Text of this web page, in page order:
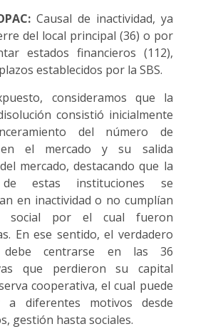
Causal de inactividad, ya
del local principal (36) o por
estados financieros (112),
establecidos por la SBS.
consideramos que la
consistió inicialmente
del número de
en el mercado y su salida
mercado, destacando que la
estas instituciones se
en inactividad o no cumplían
social por el cual fueron
En ese sentido, el verdadero
debe centrarse en las 36
que perdieron su capital
cooperativa, el cual puede
a diferentes motivos desde
gestión hasta sociales.